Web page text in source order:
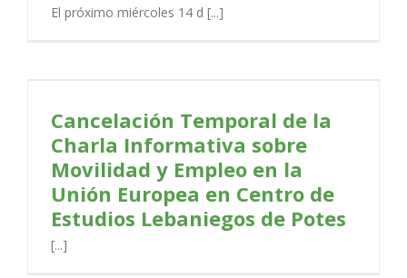
El próximo miércoles 14 d [...]
Cancelación Temporal de la
Charla Informativa sobre
Movilidad y Empleo en la
Unión Europea en Centro de
Estudios Lebaniegos de Potes
[...]